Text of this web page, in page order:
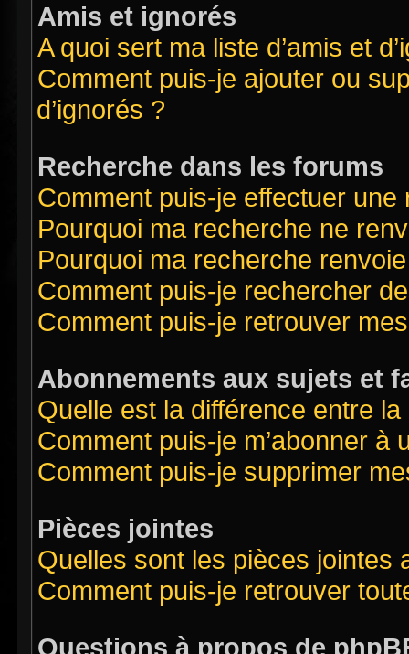
Amis et ignorés
A quoi sert ma liste d’amis et
Comment puis-je ajouter ou
d’ignorés ?
Recherche dans les forums
Comment puis-je effectuer
Pourquoi ma recherche ne
Pourquoi ma recherche
Comment puis-je rechercher
Comment puis-je retrouver
Abonnements aux sujets et
Quelle est la différence entre
Comment puis-je m’abonner
Comment puis-je supprimer
Pièces jointes
Quelles sont les pièces jointes
Comment puis-je retrouver
Questions à propos de